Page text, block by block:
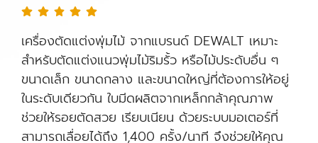
เครื่องตัดแต่งพุ่มไม้ จากแบรนด์ DEWALT เหมาะ
สำหรับตัดแต่งแนวพุ่มไม้ริมรั้ว หรือไม้ประดับอื่น ๆ
ขนาดเล็ก ขนาดกลาง และขนาดใหญ่ที่ต้องการให้อยู่
ในระดับเดียวกัน ใบมีดผลิตจากเหล็กกล้าคุณภาพ
ช่วยให้รอยตัดสวย เรียบเนียน ด้วยระบบมอเตอร์ที่
สามารถเลื่อยได้ถึง 1,400 ครั้ง/นาที จึงช่วยให้คุณ